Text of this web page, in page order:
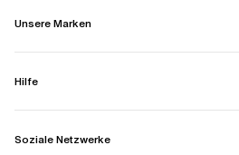
Unsere Marken
Hilfe
Soziale Netzwerke